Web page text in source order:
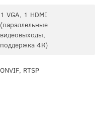
1 VGA, 1 HDMI
(параллельные
видеовыходы,
поддержка 4К)
ONVIF, RTSP